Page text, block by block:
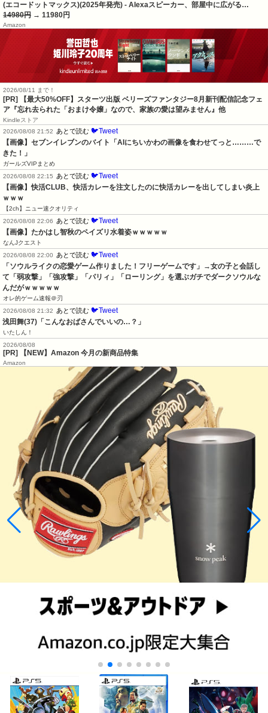
(エコードットマックス)(2025年発売) - Alexaスピーカー、部屋中に広がる…
14980円 → 11980円
Amazon
2026/08/11 まで！
[PR] 【最大50%OFF】スターツ出版 ベリーズファンタジー8月新刊配信記念フェ
ア『忘れ去られた「おまけ令嬢」なので、家族の愛は望みません』他
Kindleストア
2026/08/08 21:52
あとで読む 🐦Tweet
【画像】セブンイレブンのバイト「AIにちいかわの画像を食わせてっと………で
きた！」
ガールズVIPまとめ
2026/08/08 22:15
あとで読む 🐦Tweet
【画像】快活CLUB、快活カレーを注文したのに快活カレーを出してしまい炎上
ｗｗｗ
【2ch】ニュー速クオリティ
2026/08/08 22:06
あとで読む 🐦Tweet
【画像】たかはし智秋のペイズリ水着姿ｗｗｗｗｗ
なんJクエスト
2026/08/08 22:00
あとで読む 🐦Tweet
「ソウルライクの恋愛ゲーム作りました！フリーゲームです」→女の子と会話し
て「弱攻撃」「強攻撃」「パリィ」「ローリング」を選ぶガチでダークソウルな
んだがｗｗｗｗｗ
オレ的ゲーム速報＠刃
2026/08/08 21:32
あとで読む 🐦Tweet
浅田舞(37)「こんなおばさんでいいの…？」
いたしん！
2026/08/08
[PR] 【NEW】Amazon 今月の新商品特集
Amazon